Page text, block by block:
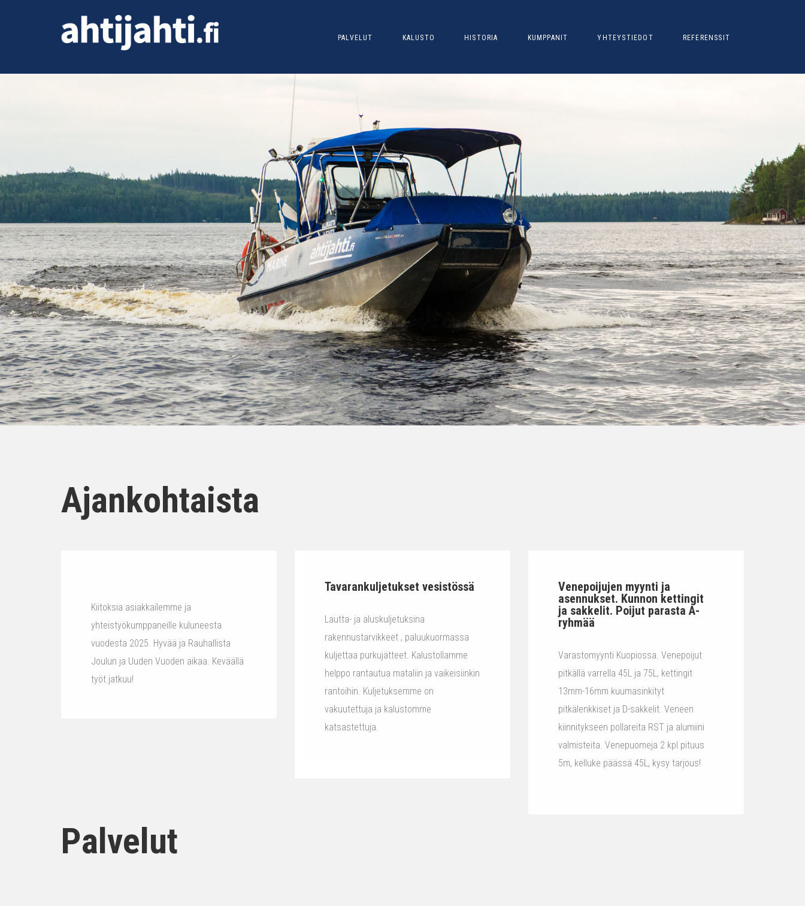
PALVELUT KALUSTO HISTORIA KUMPPANIT YHTEYSTIEDOT REFERENSSIT
Ajankohtaista
Kiitoksia asiakkailemme ja
yhteistyökumppaneille kuluneesta
vuodesta 2025. Hyvää ja Rauhallista
Joulun ja Uuden Vuoden aikaa. Keväällä
työt jatkuu!
Tavarankuljetukset vesistössä
Lautta- ja aluskuljetuksina
rakennustarvikkeet , paluukuormassa
kuljettaa purkujätteet. Kalustollamme
helppo rantautua mataliin ja vaikeisiinkin
rantoihin. Kuljetuksemme on
vakuutettuja ja kalustomme
katsastettuja.
Venepoijujen myynti ja
asennukset. Kunnon kettingit
ja sakkelit. Poijut parasta A-
ryhmää
Varastomyynti Kuopiossa. Venepoijut
pitkällä varrella 45L ja 75L, kettingit
13mm-16mm kuumasinkityt
pitkälenkkiset ja D-sakkelit. Veneen
kiinnitykseen pollareita RST ja alumiini
valmisteita. Venepuomeja 2 kpl pituus
5m, kelluke päässä 45L, kysy tarjous!
Palvelut